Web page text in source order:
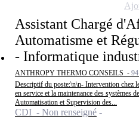
Assistant Chargé
Automatisme et
- Informatique
ANTHROPY THERMO CONSEILS -
Descriptif du poste:\n\n- Intervention chez
en service et la maintenance des systèmes
Automatisation et Supervision des...
CDI - Non renseigné